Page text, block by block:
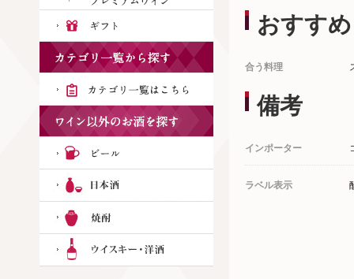
おすすめ
合う料理
備考
インポーター
ラベル表示